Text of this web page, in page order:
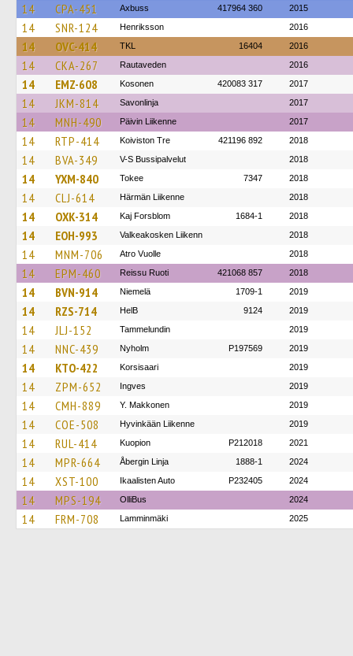
14 CPA-451 Axbuss 417964 360 2015
14 SNR-124 Henriksson 2016
14 OVC-414 TKL 16404 2016
14 CKA-267 Rautaveden 2016
14 EMZ-608 Kosonen 420083 317 2017
14 JKM-814 Savonlinja 2017
14 MNH-490 Päivin Liikenne 2017
14 RTP-414 Koiviston Tre 421196 892 2018
14 BVA-349 V-S Bussipalvelut 2018
14 YXM-840 Tokee 7347 2018
14 CLJ-614 Härmän Liikenne 2018
14 OXK-314 Kaj Forsblom 1684-1 2018
14 EOH-993 Valkeakosken Liikenn 2018
14 MNM-706 Atro Vuolle 2018
14 EPM-460 Reissu Ruoti 421068 857 2018
14 BVN-914 Niemelä 1709-1 2019
14 RZS-714 HelB 9124 2019
14 JLJ-152 Tammelundin 2019
14 NNC-439 Nyholm P197569 2019
14 KTO-422 Korsisaari 2019
14 ZPM-652 Ingves 2019
14 CMH-889 Y. Makkonen 2019
14 COE-508 Hyvinkään Liikenne 2019
14 RUL-414 Kuopion P212018 2021
14 MPR-664 Åbergin Linja 1888-1 2024
14 XST-100 Ikaalisten Auto P232405 2024
14 MPS-194 OlliBus 2024
14 FRM-708 Lamminmäki 2025